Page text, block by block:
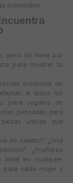
inolvidable.
pero no tiene por
para mostrar tu
exclusiva de
a todos los
para regalos de
pensadas para
únicas que
de calidez? ¿Una
¿Prefieres
ideal en cualquier
para cada mujer y